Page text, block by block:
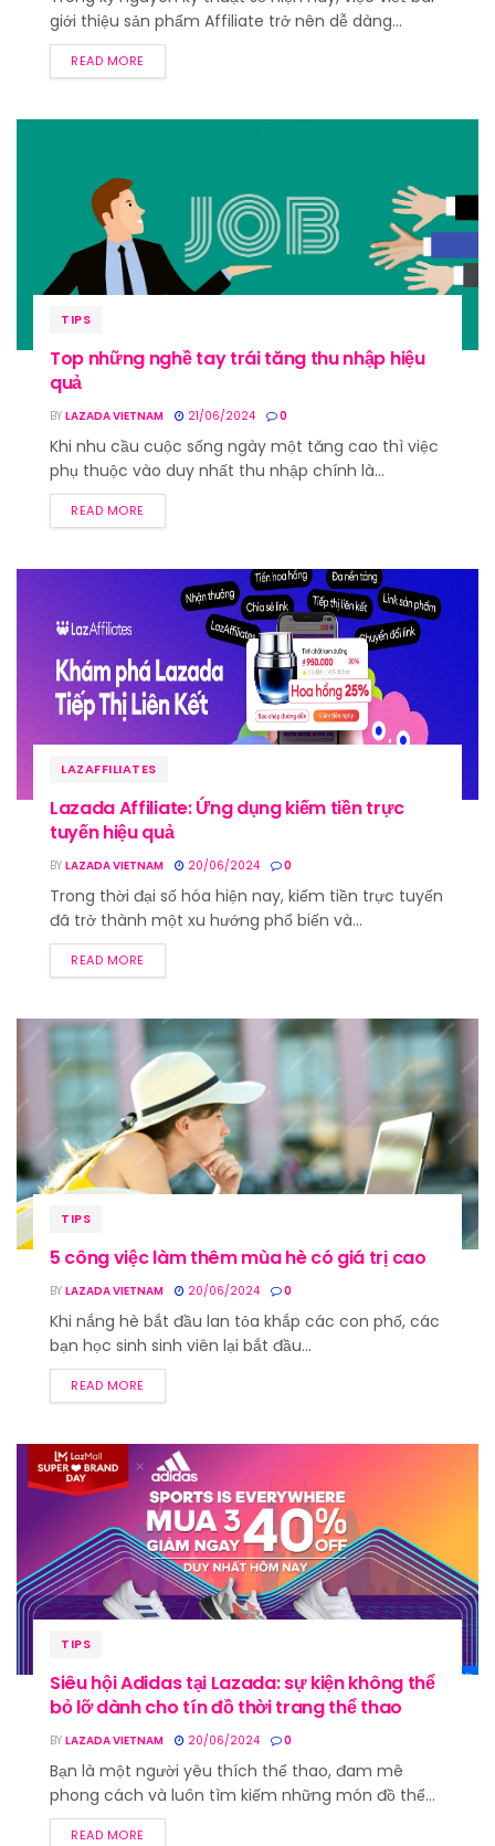
giới thiệu sản phẩm Affiliate trở nên dễ dàng...
READ MORE
TIPS
Top những nghề tay trái tăng thu nhập hiệu
quả
BY LAZADA VIETNAM 21/06/2024 0
Khi nhu cầu cuộc sống ngày một tăng cao thì việc
phụ thuộc vào duy nhất thu nhập chính là...
READ MORE
LAZAFFILIATES
Lazada Affiliate: Ứng dụng kiếm tiền trực
tuyến hiệu quả
BY LAZADA VIETNAM 20/06/2024 0
Trong thời đại số hóa hiện nay, kiếm tiền trực tuyến
đã trở thành một xu hướng phổ biến và...
READ MORE
TIPS
5 công việc làm thêm mùa hè có giá trị cao
BY LAZADA VIETNAM 20/06/2024 0
Khi nắng hè bắt đầu lan tỏa khắp các con phố, các
bạn học sinh sinh viên lại bắt đầu...
READ MORE
TIPS
Siêu hội Adidas tại Lazada: sự kiện không thể
bỏ lỡ dành cho tín đồ thời trang thể thao
BY LAZADA VIETNAM 20/06/2024 0
Bạn là một người yêu thích thể thao, đam mê
phong cách và luôn tìm kiếm những món đồ thể...
READ MORE